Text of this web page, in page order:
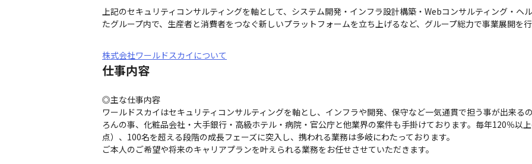
上記のセキュリティコンサルティングを軸として、システム開発・インフラ設計構築・Webコンサルティング・ヘ
たグループ内で、生産者と消費者をつなぐ新しいプラットフォームを立ち上げるなど、グループ総力で事業展開を
株式会社ワールドスカイについて
仕事内容
◎主な仕事内容
ワールドスカイはセキュリティコンサルティングを軸とし、インフラや開発、保守など一気通貫で担う事が出来る
ろんの事、化粧品会社・大手銀行・高級ホテル・病院・官公庁と他業界の案件も手掛けております。毎年120％以
点）、100名を超える段階の成長フェーズに突入し、携われる業務は多岐にわたっております。
ご本人のご希望や将来のキャリアプランを叶えられる業務をお任せさせていただきます。